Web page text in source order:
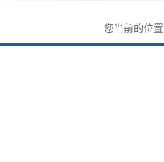
您当前的位置